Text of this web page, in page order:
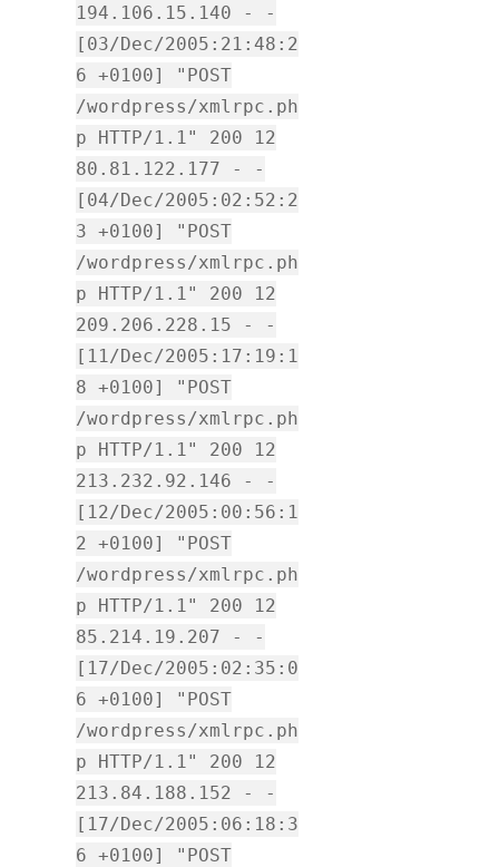
194.106.15.140 - -
[03/Dec/2005:21:48:2
6 +0100] "POST
/wordpress/xmlrpc.ph
p HTTP/1.1" 200 12
80.81.122.177 - -
[04/Dec/2005:02:52:2
3 +0100] "POST
/wordpress/xmlrpc.ph
p HTTP/1.1" 200 12
209.206.228.15 - -
[11/Dec/2005:17:19:1
8 +0100] "POST
/wordpress/xmlrpc.ph
p HTTP/1.1" 200 12
213.232.92.146 - -
[12/Dec/2005:00:56:1
2 +0100] "POST
/wordpress/xmlrpc.ph
p HTTP/1.1" 200 12
85.214.19.207 - -
[17/Dec/2005:02:35:0
6 +0100] "POST
/wordpress/xmlrpc.ph
p HTTP/1.1" 200 12
213.84.188.152 - -
[17/Dec/2005:06:18:3
6 +0100] "POST